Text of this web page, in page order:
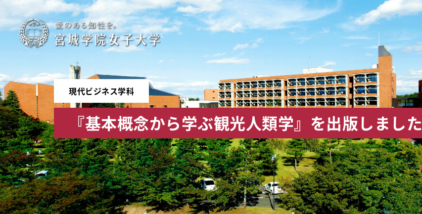
宮
城
学
院
女
子
大
学
現代ビジネス学科
『基本概念から学ぶ観光人類学』を出版しました